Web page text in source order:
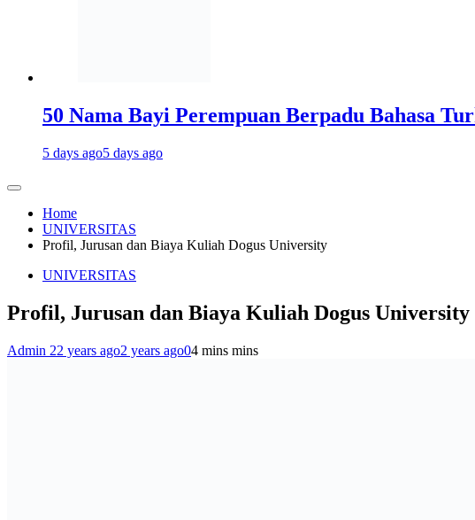
50 Nama Bayi Perempuan Berpadu Bahasa
5 days ago5 days ago
Home
UNIVERSITAS
Profil, Jurusan dan Biaya Kuliah Dogus University
UNIVERSITAS
Profil, Jurusan dan Biaya Kuliah Dogus University
Admin 22 years ago2 years ago04 mins mins